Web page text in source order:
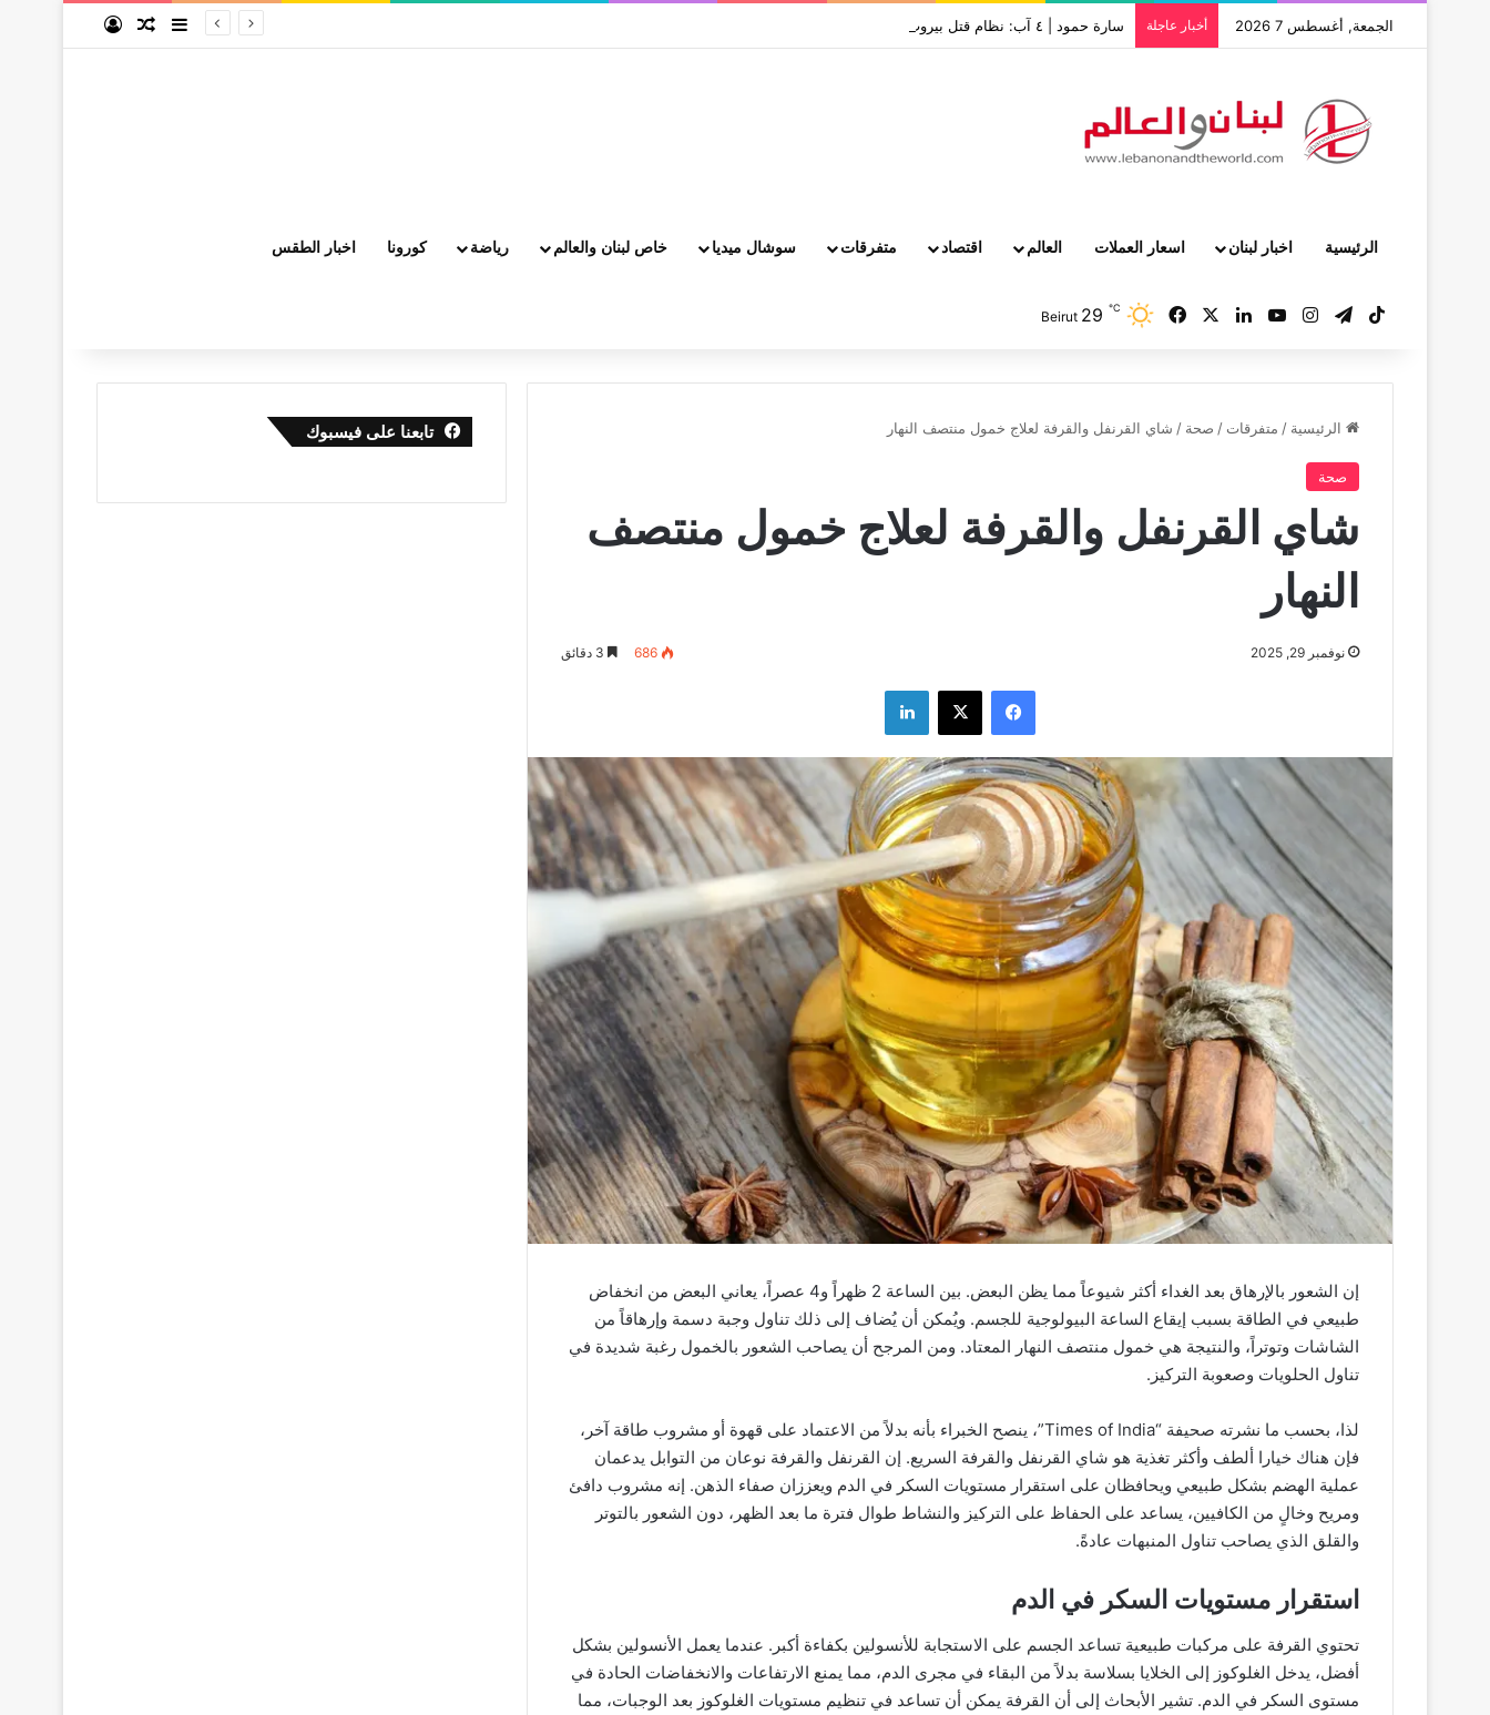
الجمعة, أغسطس 7 2026 أخبار عاجلة سارة حمود | ٤ آب: نظام قتل بيروت بالإهمال يواصل خنقها بالإفلات من العقاب تسجيل الدخول
مقال عشوائي
إضافة عمود جانبي
الرئيسية اخبار لبنان اسعار العملات العالم اقتصاد متفرقات سوشال ميديا خاص لبنان والعالم رياضة كورونا اخبار الطقس
Beirut 29 ℃ فيسبوك لينكدإن‫YouTubeانستقرام
تيلقرام
الرئيسية / متفرقات / صحة / شاي القرنفل والقرفة لعلاج خمول منتصف النهار
صحة
شاي القرنفل والقرفة لعلاج خمول منتصف
النهار
نوفمبر 29, 2025 686
فيسبوك
إن الشعور بالإرهاق بعد الغداء أكثر شيوعاً مما يظن البعض. بين الساعة 2 ظهراً و4 عصراً، يعاني البعض من انخفاض
طبيعي في الطاقة بسبب إيقاع الساعة البيولوجية للجسم. ويُمكن أن يُضاف إلى ذلك تناول وجبة دسمة وإرهاقاً من
الشاشات وتوتراً، والنتيجة هي خمول منتصف النهار المعتاد. ومن المرجح أن يصاحب الشعور بالخمول رغبة شديدة في
تناول الحلويات وصعوبة التركيز.
لذا، بحسب ما نشرته صحيفة “Times of India”، ينصح الخبراء بأنه بدلاً من الاعتماد على قهوة أو مشروب طاقة آخر،
فإن هناك خيارا ألطف وأكثر تغذية هو شاي القرنفل والقرفة السريع. إن القرنفل والقرفة نوعان من التوابل يدعمان
عملية الهضم بشكل طبيعي ويحافظان على استقرار مستويات السكر في الدم ويعززان صفاء الذهن. إنه مشروب دافئ
ومريح وخالٍ من الكافيين، يساعد على الحفاظ على التركيز والنشاط طوال فترة ما بعد الظهر، دون الشعور بالتوتر
والقلق الذي يصاحب تناول المنبهات عادةً.
استقرار مستويات السكر في الدم
تحتوي القرفة على مركبات طبيعية تساعد الجسم على الاستجابة للأنسولين بكفاءة أكبر. عندما يعمل الأنسولين بشكل
أفضل، يدخل الغلوكوز إلى الخلايا بسلاسة بدلاً من البقاء في مجرى الدم، مما يمنع الارتفاعات والانخفاضات الحادة في
مستوى السكر في الدم. تشير الأبحاث إلى أن القرفة يمكن أن تساعد في تنظيم مستويات الغلوكوز بعد الوجبات، مما
تابعنا على فيسبوك